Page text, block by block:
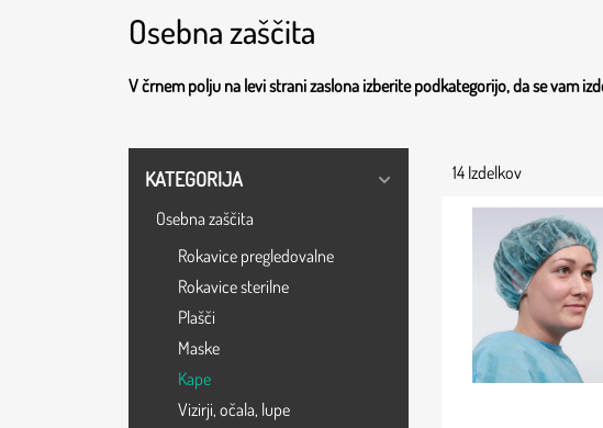
Osebna zaščita
V črnem polju na levi strani zaslona izberite podkategorijo, da se vam
KATEGORIJA
Osebna zaščita
Rokavice pregledovalne
Rokavice sterilne
Plašči
Maske
Kape
Vizirji, očala, lupe
14 Izdelkov